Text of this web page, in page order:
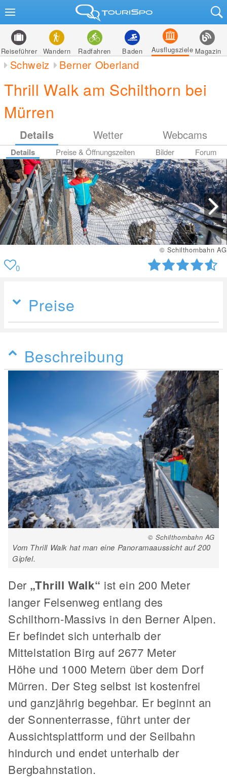
Reiseführer Wandern Radfahren Baden Ausflugsziele Magazin
Schweiz Berner Oberland
Thrill Walk am Schilthorn bei
Mürren
Details Wetter Webcams
Details Preise & Öffnungszeiten Bilder Forum
© Schilthornbahn AG
0
Preise
Beschreibung
© Schilthornbahn AG
Vom Thrill Walk hat man eine Panoramaaussicht auf 200
Gipfel.
Der „Thrill Walk“ ist ein 200 Meter
langer Felsenweg entlang des
Schilthorn-Massivs in den Berner Alpen.
Er befindet sich unterhalb der
Mittelstation Birg auf 2677 Meter
Höhe und 1000 Metern über dem Dorf
Mürren. Der Steg selbst ist kostenfrei
und ganzjährig begehbar. Er beginnt an
der Sonnenterrasse, führt unter der
Aussichtsplattform und der Seilbahn
hindurch und endet unterhalb der
Bergbahnstation.